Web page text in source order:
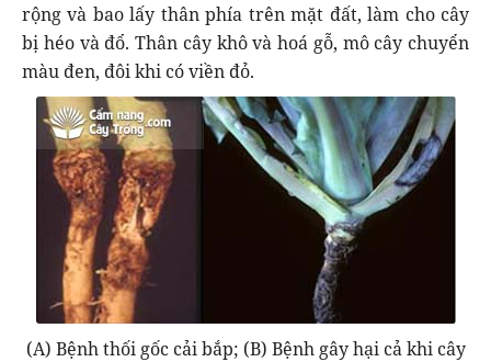
rộng và bao lấy thân phía trên mặt đất, làm cho cây
bị héo và đổ. Thân cây khô và hoá gỗ, mô cây chuyển
màu đen, đôi khi có viền đỏ.
(A) Bệnh thối gốc cải bắp; (B) Bệnh gây hại cả khi cây